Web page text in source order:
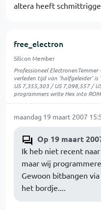
altera heeft
free_electron
Silicon Member
Professioneel ElectronenTemmer -
verleden tijd van 'halfgeleider' is
US 7,355,303 / US 7,098,557 /
programmers write Hex into ROM
maandag 19 maart 2007
Op 19 maart
Ik heb niet recent
maar wij
Gewoon bitbangen
het bordje....